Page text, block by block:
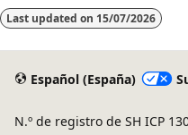
Last updated on 15/07/2026
Español (España)
N.º de registro de SH ICP